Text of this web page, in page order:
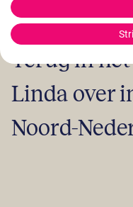
Terug in
Linda over
Noord-